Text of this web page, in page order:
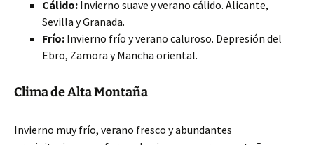
Cálido: Invierno suave y verano cálido. Alicante,
Sevilla y Granada.
Frío: Invierno frío y verano caluroso. Depresión del
Ebro, Zamora y Mancha oriental.
Clima de Alta Montaña
Invierno muy frío, verano fresco y abundantes